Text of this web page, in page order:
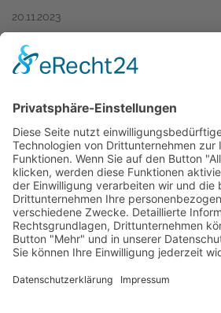
20.11.2023
IT Trends
Data Lake vs. Data
Erfahren Sie die Unterschiede
Data Lake und einem Data
Sie die richtige Wahl für Ihr
können. IT-Sicherheit und
dabei von zentraler Bedeutung